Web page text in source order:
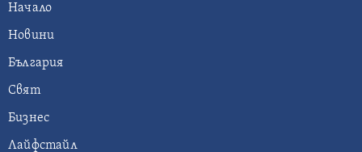
Начало
Новини
България
Свят
Бизнес
Лайфстайл